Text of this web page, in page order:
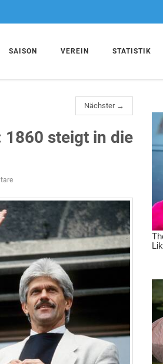
SAISON VEREIN STATISTIK
Nächster →
1860 steigt in die